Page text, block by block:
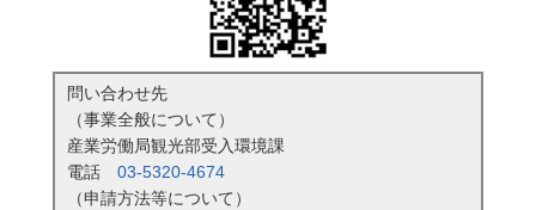
問い合わせ先
（事業全般について）
産業労働局観光部受入環境課
電話 03-5320-4674
（申請方法等について）